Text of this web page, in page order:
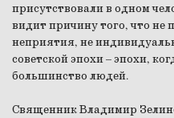
присутствовали в одном
видит причину того, что не
неприятия, не
советской эпохи – эпохи,
большинство людей.
Священник Владимир